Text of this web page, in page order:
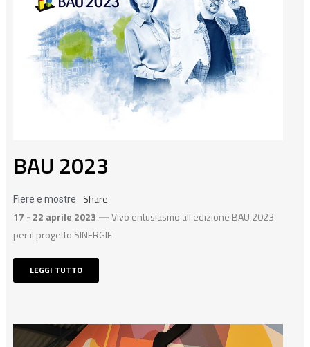
BAU 2023
Fiere e mostre
Share
17 - 22 aprile 2023 —Vivo entusiasmo all’edizione BAU 2023
per il progetto SINERGIE
LEGGI TUTTO